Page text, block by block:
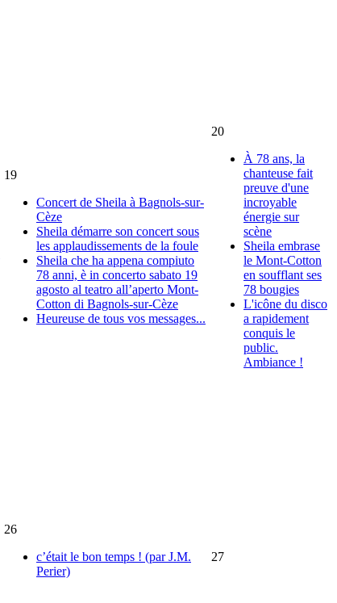
19
Concert de Sheila à Bagnols-sur-
Cèze
Sheila démarre son concert sous
les applaudissements de la foule
Sheila che ha appena compiuto
78 anni, è in concerto sabato 19
agosto al teatro all’aperto Mont-
Cotton di Bagnols-sur-Cèze
Heureuse de tous vos messages...
20
À 78 ans, la
chanteuse fait
preuve d'une
incroyable
énergie sur
scène
Sheila embrase
le Mont-Cotton
en soufflant ses
78 bougies
L'icône du disco
a rapidement
conquis le
public.
Ambiance !
26
c’était le bon temps ! (par J.M.
Perier)
27